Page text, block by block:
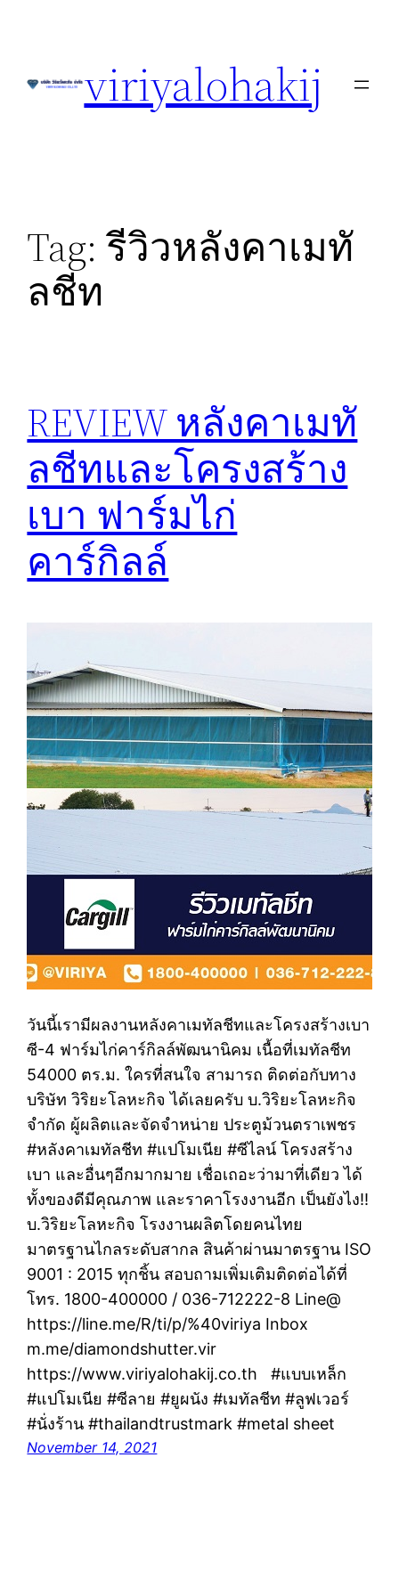
viriyalohakij
Tag:รีวิวหลังคาเมทั
ลชีท
REVIEW หลังคาเมทั
ลชีทและโครงสร้าง
เบา ฟาร์มไก่
คาร์กิลล์
วันนี้เรามีผลงานหลังคาเมทัลชีทและโครงสร้างเบา
ซี-4 ฟาร์มไก่คาร์กิลล์พัฒนานิคม เนื้อที่เมทัลชีท
54000 ตร.ม. ใครที่สนใจ สามารถ ติดต่อกับทาง
บริษัท วิริยะโลหะกิจ ได้เลยครับ บ.วิริยะโลหะกิจ
จำกัด ผู้ผลิตและจัดจำหน่าย ประตูม้วนตราเพชร
#หลังคาเมทัลชีท #แปโมเนีย #ซีไลน์ โครงสร้าง
เบา และอื่นๆอีกมากมาย เชื่อเถอะว่ามาที่เดียว ได้
ทั้งของดีมีคุณภาพ และราคาโรงงานอีก เป็นยังไง!!
บ.วิริยะโลหะกิจ โรงงานผลิตโดยคนไทย
มาตรฐานไกลระดับสากล สินค้าผ่านมาตรฐาน ISO
9001 : 2015 ทุกชิ้น สอบถามเพิ่มเติมติดต่อได้ที่
โทร. 1800-400000 / 036-712222-8 Line@
https://line.me/R/ti/p/%40viriya Inbox
m.me/diamondshutter.vir
https://www.viriyalohakij.co.th #แบบเหล็ก
#แปโมเนีย #ซีลาย #ยูผนัง #เมทัลชีท #ลูฟเวอร์
#นั่งร้าน #thailandtrustmark #metal sheet
November 14, 2021